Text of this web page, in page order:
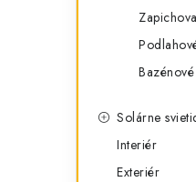
Solárne
Interiér
Exteriér